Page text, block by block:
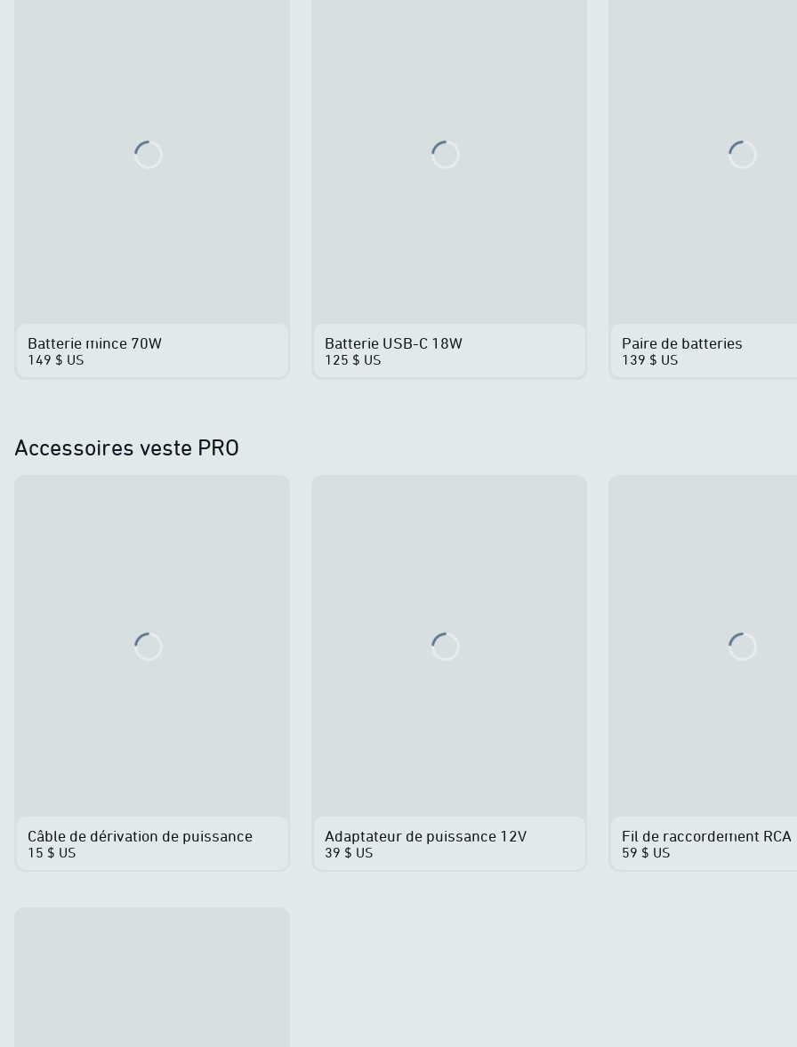
Batterie mince 70W
149 $ US
Batterie USB-C 18W
125 $ US
Paire de batteries
139 $ US
Accessoires veste PRO
Câble de dérivation de puissance
15 $ US
Adaptateur de puissance 12V
39 $ US
Fil de raccordement RCA
59 $ US